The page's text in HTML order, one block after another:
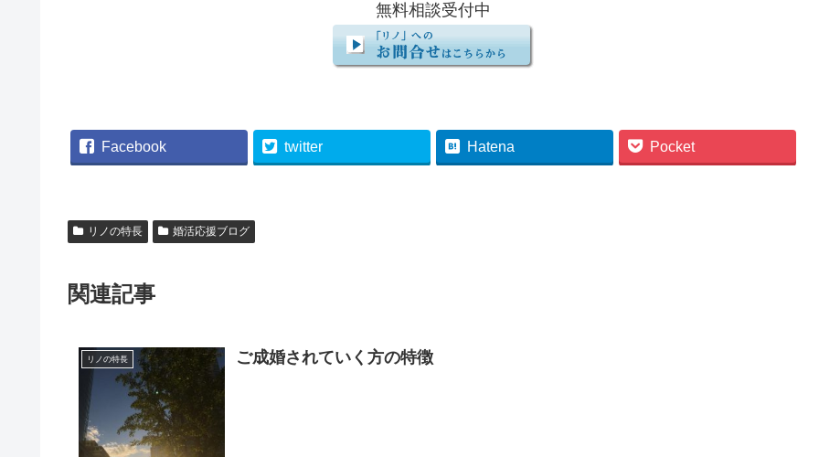
無料相談受付中
Facebook twitter Hatena Pocket
リノの特長 婚活応援ブログ
関連記事
リノの特長 ご成婚されていく方の特徴